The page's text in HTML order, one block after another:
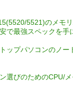
5521)のメモ
で最強スペックを手
ップパソコンのノー
選びのためのCPU/